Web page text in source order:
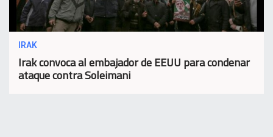
IRAK
Irak convoca al embajador de EEUU para condenar
ataque contra Soleimani